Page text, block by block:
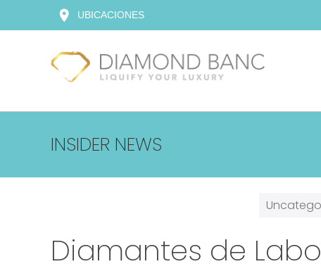
to
location_on UBICACIONES
INSIDER NEWS
Diamantes de